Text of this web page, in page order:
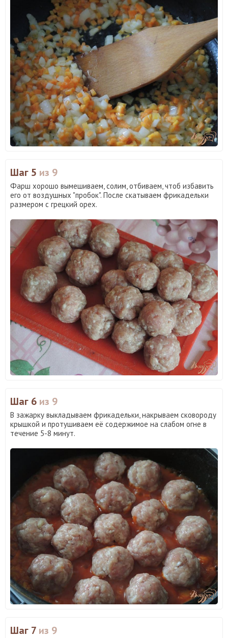
Шаг 5 из 9
Фарш хорошо вымешиваем, солим, отбиваем, чтоб избавить
его от воздушных "пробок". После скатываем фрикадельки
размером с грецкий орех.
Шаг 6 из 9
В зажарку выкладываем фрикадельки, накрываем сковороду
крышкой и протушиваем её содержимое на слабом огне в
течение 5-8 минут.
Шаг 7 из 9